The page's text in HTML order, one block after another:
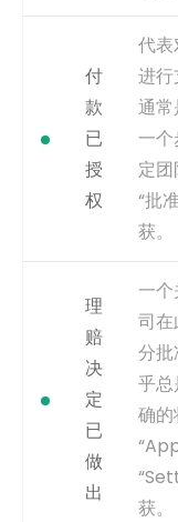
为何重要
获取方式
事件类型
付
款
已
授
权
代
进
通
一
定
“批
获。
获取方式
捕获
理
赔
决
定
已
做
出
一
司
分
乎总
确
获。